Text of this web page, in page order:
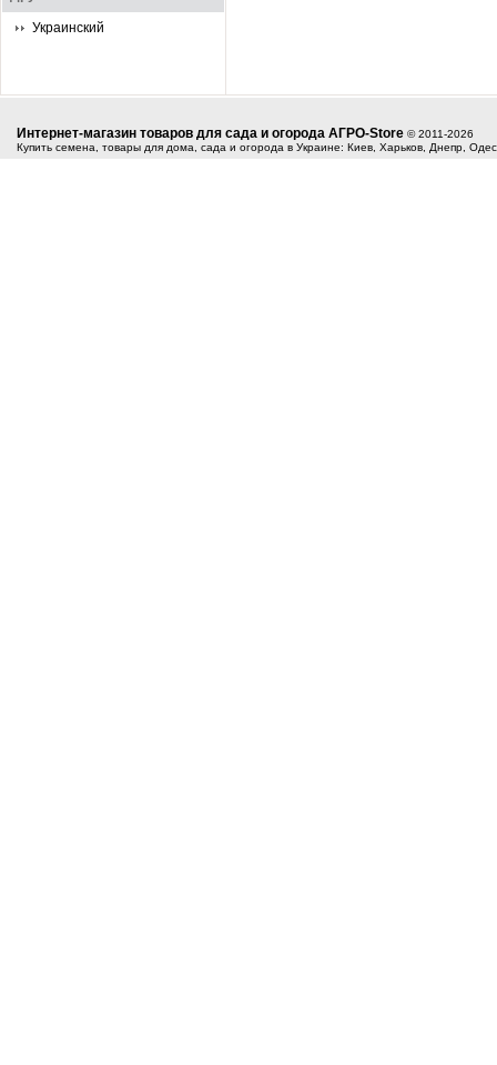
Украинский
Интернет-магазин товаров для сада и огорода АГРО-Store © 2011-2026
Купить семена, товары для дома, сада и огорода в Украине: Киев, Харьков, Днепр,